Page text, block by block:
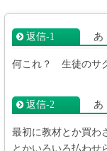
返信‐1 あ
何これ？ 生徒のサ
返信‐2 あ
最初に教材とか買わ
とかいろいろ払わせ